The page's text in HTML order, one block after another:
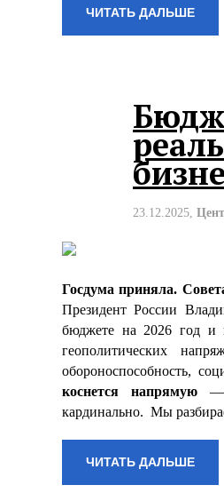
ЧИТАТЬ ДАЛЬШЕ
23.12.2025,
Госдума приняла.
Президент России
бюджете на 2026 год и
геополитических
обороноспособность,
коснется напрямую —
кардинально. Мы
ЧИТАТЬ ДАЛЬШЕ